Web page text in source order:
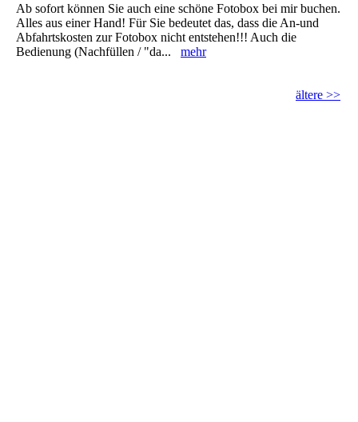
Ab sofort können Sie auch eine schöne Fotobox bei mir buchen.
Alles aus einer Hand! Für Sie bedeutet das, dass die An-und
Abfahrtskosten zur Fotobox nicht entstehen!!! Auch die
Bedienung (Nachfüllen / "da... mehr
ältere >>